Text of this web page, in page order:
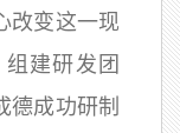
改变这一现
建研发团
德成功研制